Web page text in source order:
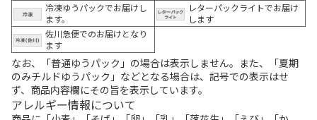
冷凍ゆうパックでお届けし
ます。
レターパックライトでお届け
します
佐川急便でのお届けとなり
ます
なお、「普通ゆうパック」の場合は表示しません。また、「夏期
のみチルドゆうパック」などとなる場合は、記号での表示はせ
ず、商品内容欄にその旨を表示しています。
アレルギー情報について